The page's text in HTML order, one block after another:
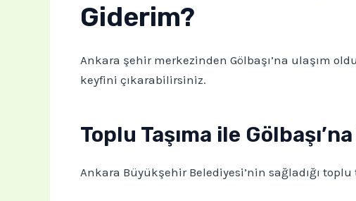
Giderim?
Ankara şehir merkezinden Gölbaşı’na ulaşım
keyfini çıkarabilirsiniz.
Toplu Taşıma ile
Ankara Büyükşehir Belediyesi’nin sağladığı